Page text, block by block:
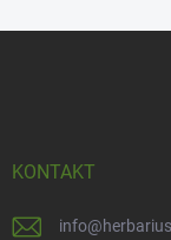
KONTAKT
info@